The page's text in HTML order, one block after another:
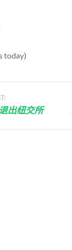
today)
出纽交所